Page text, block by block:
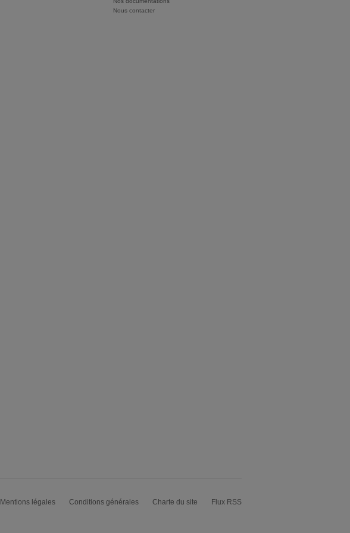
Nous contacter
Mentions légales Conditions générales Charte du site Flux RSS